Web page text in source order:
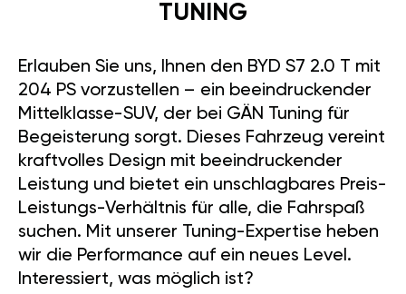
TUNING
Erlauben Sie uns, Ihnen den BYD S7 2.0 T mit
204 PS vorzustellen – ein beeindruckender
Mittelklasse-SUV, der bei GÄN Tuning für
Begeisterung sorgt. Dieses Fahrzeug vereint
kraftvolles Design mit beeindruckender
Leistung und bietet ein unschlagbares Preis-
Leistungs-Verhältnis für alle, die Fahrspaß
suchen. Mit unserer Tuning-Expertise heben
wir die Performance auf ein neues Level.
Interessiert, was möglich ist?